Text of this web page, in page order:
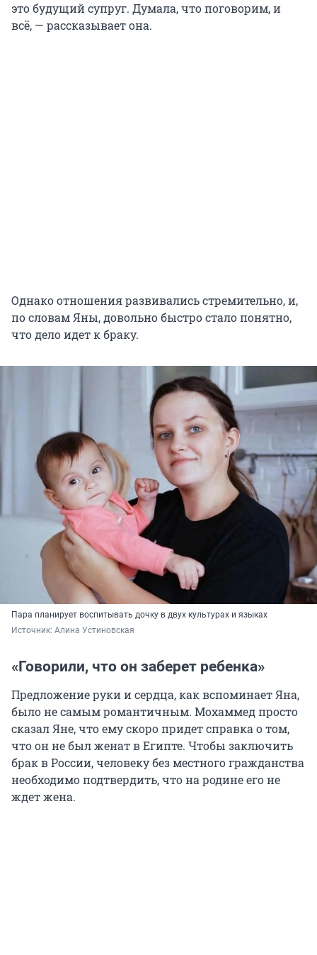
это будущий супруг. Думала, что поговорим, и
всё, — рассказывает она.
Однако отношения развивались стремительно, и,
по словам Яны, довольно быстро стало понятно,
что дело идет к браку.
Пара планирует воспитывать дочку в двух культурах и языках
Источник: Алина Устиновская
«Говорили, что он заберет ребенка»
Предложение руки и сердца, как вспоминает Яна,
было не самым романтичным. Мохаммед просто
сказал Яне, что ему скоро придет справка о том,
что он не был женат в Египте. Чтобы заключить
брак в России, человеку без местного гражданства
необходимо подтвердить, что на родине его не
ждет жена.